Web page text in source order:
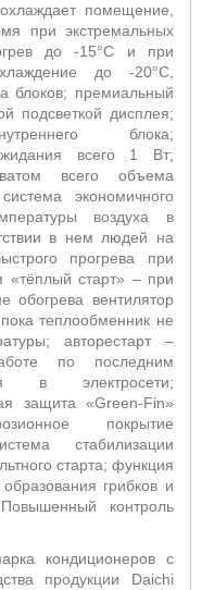
помещение,
при экстремальных
до -15°С и при
до -20°С,
блоков; премиальный
подсветкой дисплея;
блока;
всего 1 Вт;
всего объема
экономичного
воздуха в
в нем людей на
прогрева при
«тёплый старт» – при
обогрева вентилятор
теплообменник не
авторестарт –
по последним
в электросети;
защита «Green-Fin»
покрытие
стабилизации
старта; функция
грибков и
Повышенный контроль
кондиционеров с
продукции Daichi